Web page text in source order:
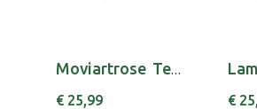
Moviartrose Tecnilor Comp X 60 comps
€ 25,99 €